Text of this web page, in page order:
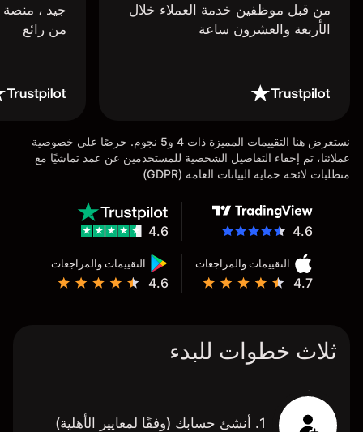
من قبل موظفين خدمة العملاء خلال
الأربعة والعشرون ساعة
جيد ،
من رائع
نستعرض هنا التقييمات المميزة ذات 4 و5 نجوم. حرصًا على خصوصية
عملائنا، تم إخفاء التفاصيل الشخصية للمستخدمين عن عمد تماشيًا مع
متطلبات لائحة حماية البيانات العامة (GDPR)
4.6
التقييمات والمراجعات
4.7
التقييمات والمراجعات
4.6
4.6
ثلاث خطوات للبدء
1. أنشئ حسابك (وفقًا لمعايير الأهلية)